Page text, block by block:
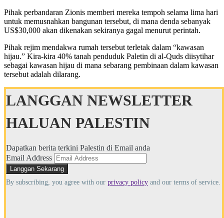
Pihak perbandaran Zionis memberi mereka tempoh selama lima hari
untuk memusnahkan bangunan tersebut, di mana denda sebanyak
US$30,000 akan dikenakan sekiranya gagal menurut perintah.
Pihak rejim mendakwa rumah tersebut terletak dalam “kawasan
hijau.” Kira-kira 40% tanah penduduk Paletin di al-Quds diisytihar
sebagai kawasan hijau di mana sebarang pembinaan dalam kawasan
tersebut adalah dilarang.
LANGGAN NEWSLETTER
HALUAN PALESTIN
Dapatkan berita terkini Palestin di Email anda
Email Address
By subscribing, you agree with our privacy policy and our terms of service.